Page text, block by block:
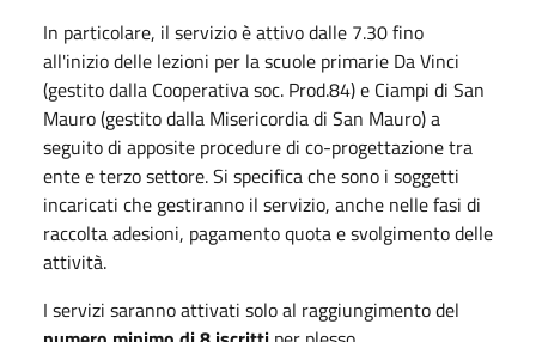
In particolare, il servizio è attivo dalle 7.30 fino
all'inizio delle lezioni per la scuole primarie Da Vinci
(gestito dalla Cooperativa soc. Prod.84) e Ciampi di San
Mauro (gestito dalla Misericordia di San Mauro) a
seguito di apposite procedure di co-progettazione tra
ente e terzo settore. Si specifica che sono i soggetti
incaricati che gestiranno il servizio, anche nelle fasi di
raccolta adesioni, pagamento quota e svolgimento delle
attività.
I servizi saranno attivati solo al raggiungimento del